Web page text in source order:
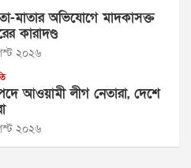
মাতার অভিযোগে মাদকাসক্ত
কারাদণ্ড
২০২৬
আওয়ামী লীগ নেতারা, দেশে
২০২৬